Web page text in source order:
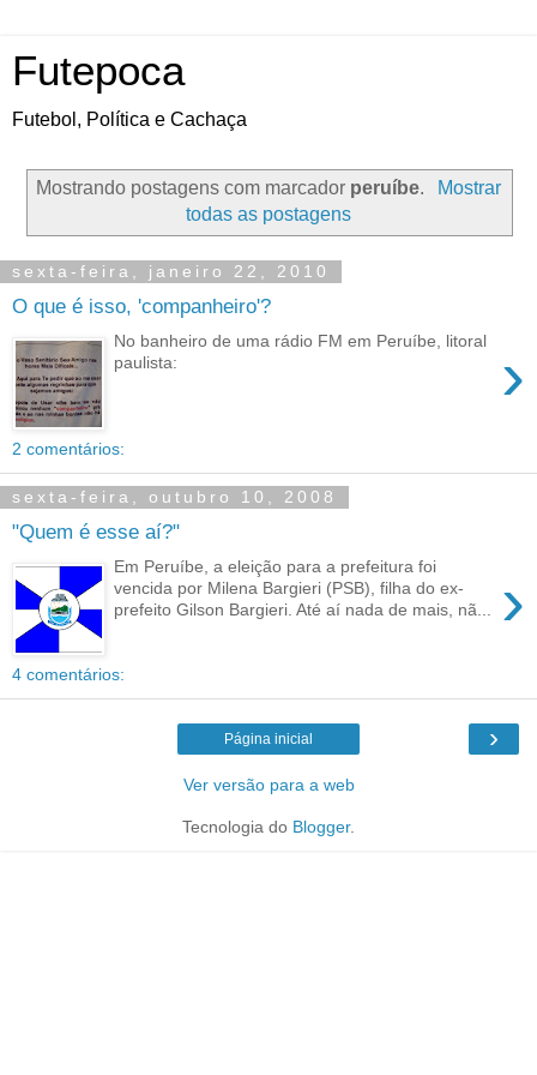
Futepoca
Futebol, Política e Cachaça
Mostrando postagens com marcador peruíbe.
Mostrar
todas as postagens
sexta-feira, janeiro 22, 2010
O que é isso, 'companheiro'?
›
No banheiro de uma rádio FM em Peruíbe, litoral
paulista:
2 comentários:
sexta-feira, outubro 10, 2008
"Quem é esse aí?"
›
Em Peruíbe, a eleição para a prefeitura foi
vencida por Milena Bargieri (PSB), filha do ex-
prefeito Gilson Bargieri. Até aí nada de mais, nã...
4 comentários:
›
Página inicial
Ver versão para a web
Tecnologia do Blogger.